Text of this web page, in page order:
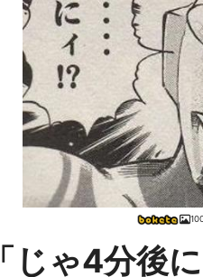
「じゃ4分後